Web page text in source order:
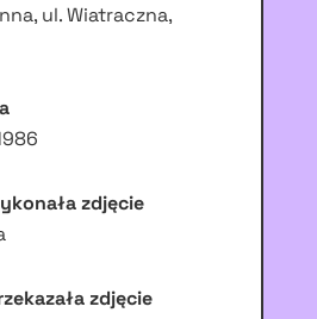
ul. Wiatraczna,
zdjęcie
zdjęcie